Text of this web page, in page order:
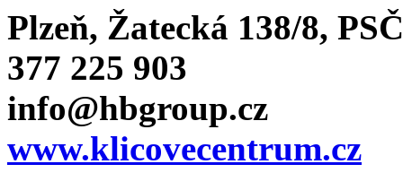
Plzeň, Žatecká 138/8,
377 225 903
info@hbgroup.cz
www.klicovecentrum.cz